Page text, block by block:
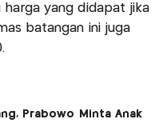
harga yang didapat jika
batangan ini juga
Prabowo Minta Anak